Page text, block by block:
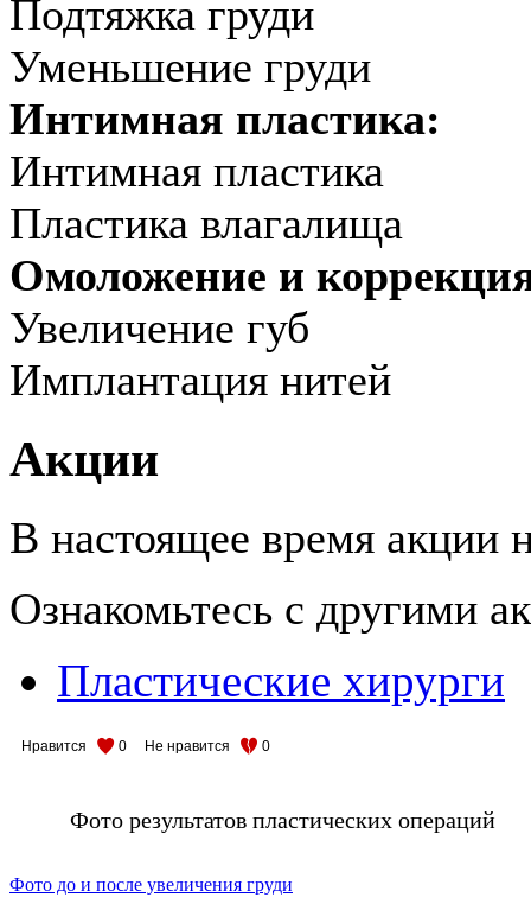
Подтяжка груди
Уменьшение груди
Интимная пластика:
Интимная пластика
Пластика влагалища
Омоложение и
Увеличение губ
Имплантация нитей
Акции
В настоящее время акции
Ознакомьтесь с другими
Пластические хирурги
Нравится 0 Не нравится 0
Фото результатов пластических операций
Фото до и после увеличения груди